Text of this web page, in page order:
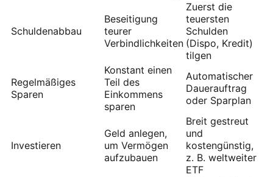
Schuldenabbau
Beseitigung
teurer
Verbindlichkeiten
Zuerst die
teuersten
Schulden
(Dispo, Kredit)
tilgen
Regelmäßiges
Sparen
Konstant einen
Teil des
Einkommens
sparen
Automatischer
Dauerauftrag
oder Sparplan
Investieren
Geld anlegen,
um Vermögen
aufzubauen
Breit gestreut
und
kostengünstig,
z. B. weltweiter
ETF